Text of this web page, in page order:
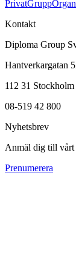
PrivatGrupp
Kontakt
Diploma Group
Hantverkargatan
112 31 Stockholm
08-519 42 800
Nyhetsbrev
Anmäl dig till vårt
Prenumerera